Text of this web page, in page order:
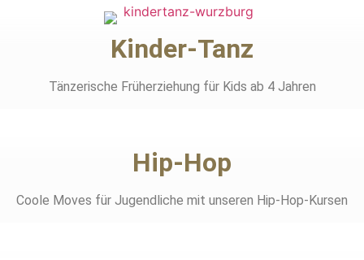
Kinder-Tanz
Tänzerische Früherziehung für Kids ab 4 Jahren
Hip-Hop
Coole Moves für Jugendliche mit unseren Hip-Hop-Kursen